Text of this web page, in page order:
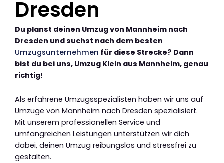
Dresden
Du planst deinen Umzug von Mannheim nach
Dresden und suchst nach dem besten
Umzugsunternehmen für diese Strecke? Dann
bist du bei uns, Umzug Klein aus Mannheim, genau
richtig!
Als erfahrene Umzugsspezialisten haben wir uns auf
Umzüge von Mannheim nach Dresden spezialisiert.
Mit unserem professionellen Service und
umfangreichen Leistungen unterstützen wir dich
dabei, deinen Umzug reibungslos und stressfrei zu
gestalten.